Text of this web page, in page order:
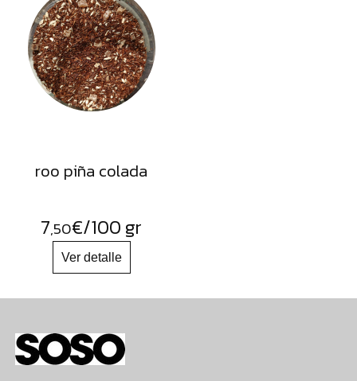
roo piña colada
7,50€/100 gr